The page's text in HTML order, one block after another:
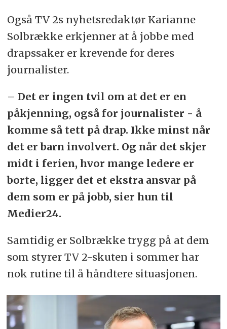
Også TV 2s nyhetsredaktør Karianne
Solbrække erkjenner at å jobbe med
drapssaker er krevende for deres
journalister.
– Det er ingen tvil om at det er en
påkjenning, også for journalister - å
komme så tett på drap. Ikke minst når
det er barn involvert. Og når det skjer
midt i ferien, hvor mange ledere er
borte, ligger det et ekstra ansvar på
dem som er på jobb, sier hun til
Medier24.
Samtidig er Solbrække trygg på at dem
som styrer TV 2-skuten i sommer har
nok rutine til å håndtere situasjonen.